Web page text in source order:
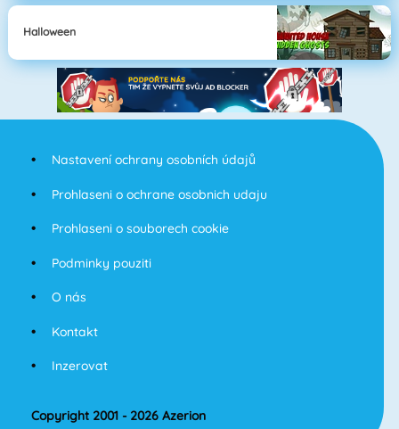
Halloween
Nastavení ochrany osobních údajů
Prohlaseni o ochrane osobnich udaju
Prohlaseni o souborech cookie
Podminky pouziti
O nás
Kontakt
Inzerovat
Copyright 2001 - 2026 Azerion